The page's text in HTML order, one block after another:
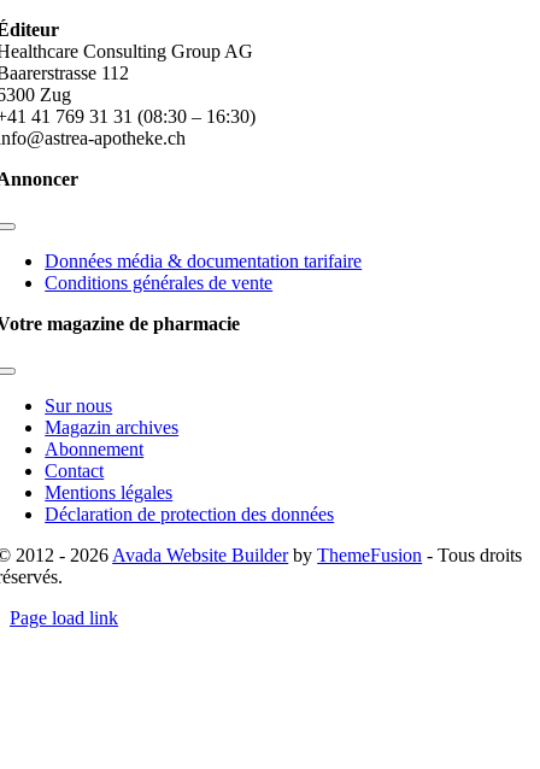
Consulting Group AG
112
Zug
41 769 31 31 (08:30 – 16:30)
apotheke.ch
Toggle
NavigationDonnées média & documentation tarifaire
Conditions générales de vente
magazine de pharmacie
Toggle
NavigationSur nous
Magazin archives
Abonnement
Contact
Mentions légales
Déclaration de protection des données
2012 - 2026 Avada Website BuilderbyThemeFusion - Tous droits
Page load link